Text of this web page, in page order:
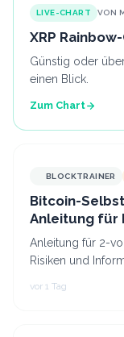
LIVE-CHART VON
XRP
Günstig oder
einen Blick.
Zum Chart
BLOCKTRAINER
Bitcoin-
Anleitung für
Anleitung für 2-
Risiken und
vor 1 Tag